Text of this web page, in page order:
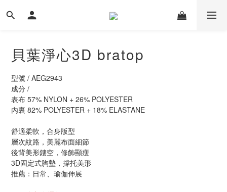
貝葉淨心3D bratop
型號 / AEG2943
成分 /
表布 57% NYLON + 26% POLYESTER
內裏 82% POLYESTER + 18% ELASTANE
舒適柔軟，合身版型
層次紋路，美麗布面細節
後背美形鏤空，修飾顯瘦
3D固定式胸墊，撐托美形
推薦：日常、瑜伽伸展